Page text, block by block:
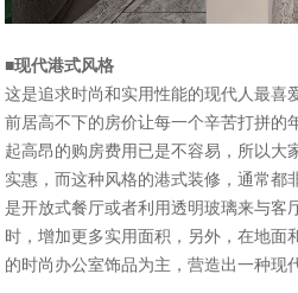
■现代港式风格
这是追求时尚和实用性能的现代人最喜爱
前居高不下的房价让每一个辛苦打拼的
起高昂的购房费用已是不容易，所以
实惠，而这种风格的港式装修，通常
是开放式餐厅或者利用透明玻璃来与客厅
时，增加更多实用面积，另外，在
的时尚办公室饰品为主，营造出一种现